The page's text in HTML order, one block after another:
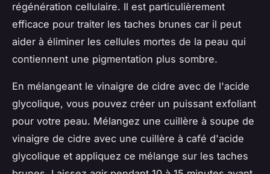
régénération cellulaire. Il est particulièrement
efficace pour traiter les taches brunes car il peut
aider à éliminer les cellules mortes de la peau qui
contiennent une pigmentation plus sombre.
En mélangeant le vinaigre de cidre avec de l'acide
glycolique, vous pouvez créer un puissant exfoliant
pour votre peau. Mélangez une cuillère à soupe de
vinaigre de cidre avec une cuillère à café d'acide
glycolique et appliquez ce mélange sur les taches